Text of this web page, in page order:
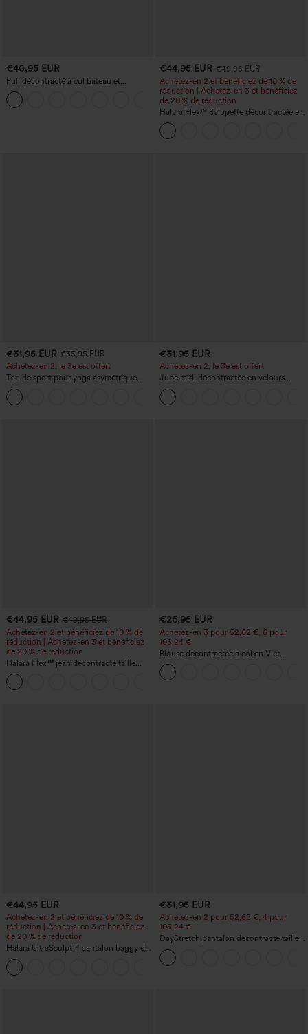
€40,95 EUR
Pull décontracté à col bateau et
manches chauve-souris
+1
€44,95 EUR €49,95 EUR
Achetez-en 2 et bénéficiez de 10 % de
réduction | Achetez-en 3 et bénéficiez
de 20 % de réduction
Halara Flex™ Salopette décontractée en
denim lavé à encolure en V avec poche
€31,95 EUR €35,95 EUR
Achetez-en 2, le 3e est offert
Top de sport pour yoga asymétrique
(une épaule) à manches longues avec
ouverture pour le pouce, ourlet arrondi
haut-bas, séchage rapide, soutien-gorge
€31,95 EUR
Achetez-en 2, le 3e est offert
Jupe midi décontractée en velours
côtelé, taille mi-haute, poches avant
latérales à rabat
€44,95 EUR €49,95 EUR
Achetez-en 2 et bénéficiez de 10 % de
réduction | Achetez-en 3 et bénéficiez
de 20 % de réduction
Halara Flex™ jean décontracté taille
haute, large, avec poches, ourlet
retroussé et effet délavé
€26,95 EUR
Achetez-en 3 pour 52,62 €, 6 pour
105,24 €
Blouse décontractée à col en V et
manches courtes bouffantes
€44,95 EUR
Achetez-en 2 et bénéficiez de 10 % de
réduction | Achetez-en 3 et bénéficiez
de 20 % de réduction
Halara UltraSculpt™ pantalon baggy de
yoga taille haute à effet gainant pour le
ventre, à rayures color block, avec
poches
€31,95 EUR
Achetez-en 2 pour 52,62 €, 4 pour
105,24 €
DayStretch pantalon décontracté taille
haute à jambe en forme de tonneau
avec poches